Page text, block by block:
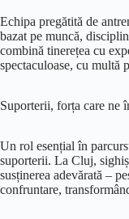
Echipa pregătită de
bazat pe muncă,
combină tinerețea cu
spectaculoase, cu multă
Suporterii, forța care ne
Un rol esențial în
suporterii. La Cluj,
susținerea adevărată –
confruntare,